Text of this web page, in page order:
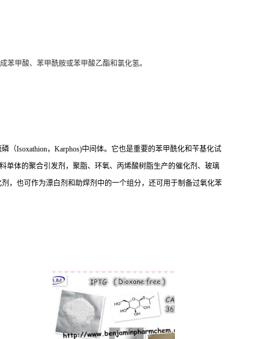
甲酸、苯甲酰胺或苯甲酸乙酯和氯化氢。
Isoxathion，Karphos)中间体。它也是重要的苯甲酰化和苄基化试
单体的聚合引发剂，聚脂、环氧、丙烯酸树脂生产的催化剂、玻璃
，也可作为漂白剂和助焊剂中的一个组分，还可用于制备过氧化苯